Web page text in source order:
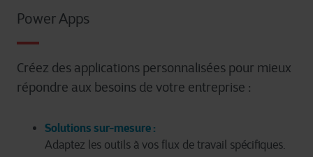
Power Apps
Créez des applications personnalisées pour mieux
répondre aux besoins de votre entreprise :
Solutions sur-mesure :
Adaptez les outils à vos flux de travail spécifiques.